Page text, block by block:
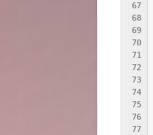
67
68
69
70
71
72
73
74
75
76
77